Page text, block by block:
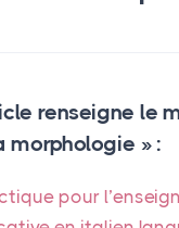
renseigne le
morphologie » :
pour